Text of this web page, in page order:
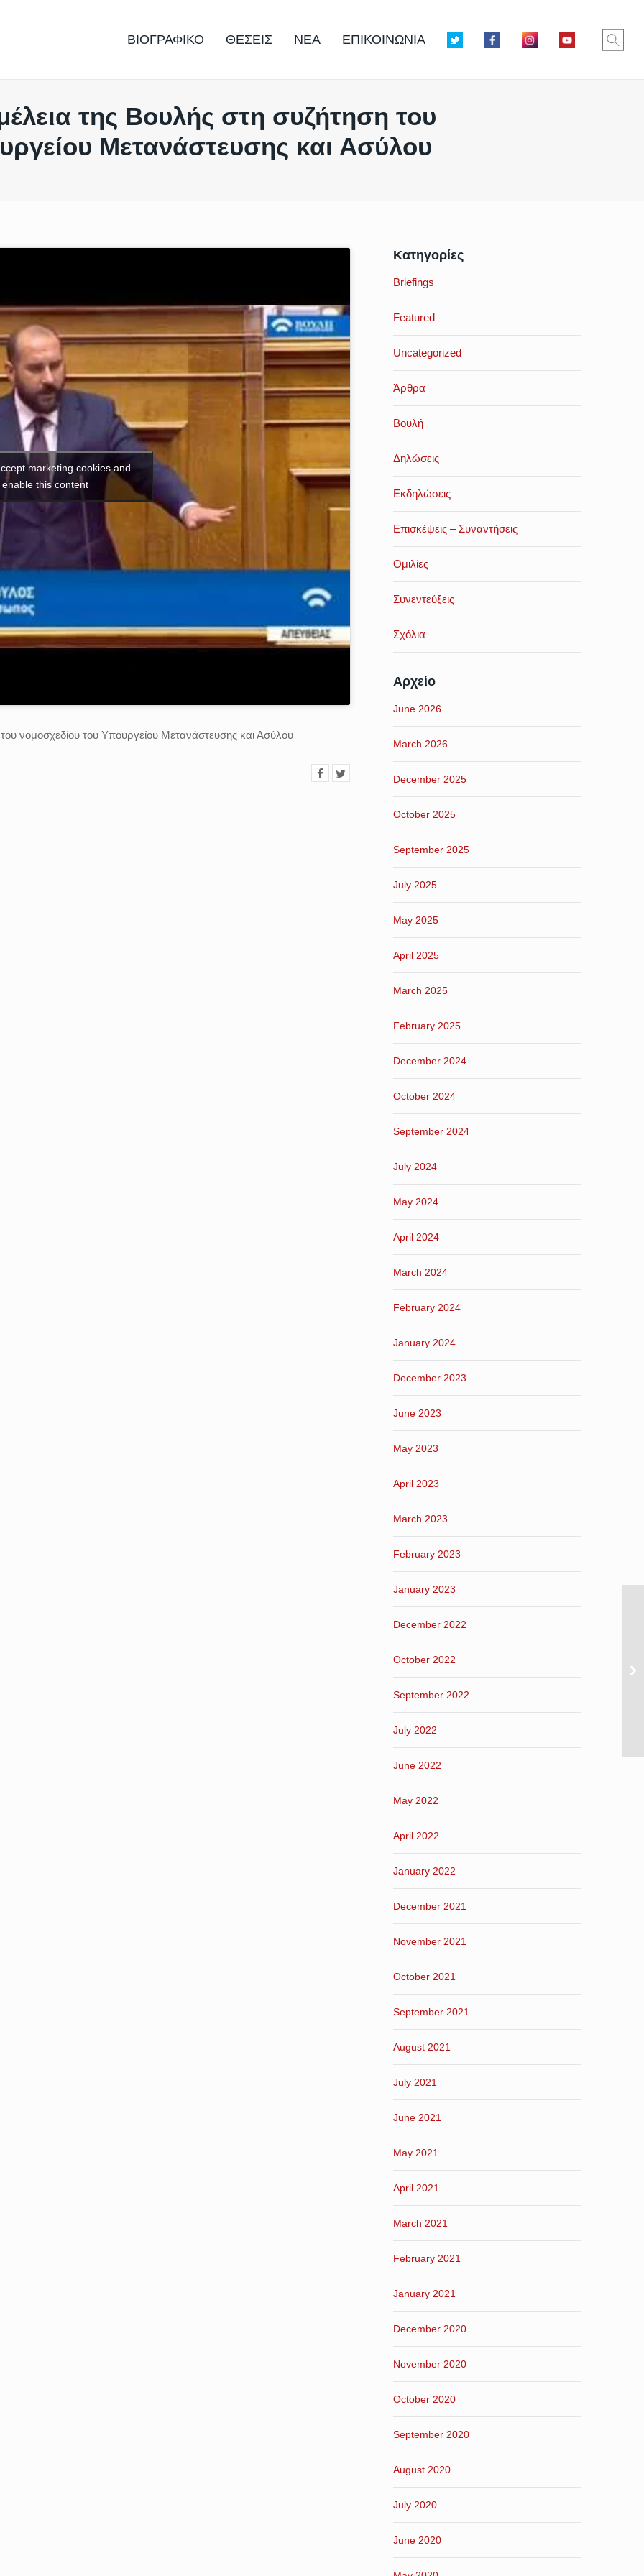
ΒΙΟΓΡΑΦΙΚΟ ΘΕΣΕΙΣ ΝΕΑ ΕΠΙΚΟΙΝΩΝΙΑ
της Βουλής στη συζήτηση του
Μετανάστευσης και Ασύλου
marketing cookies and
enable this content
νομοσχεδίου του Υπουργείου Μετανάστευσης και Ασύλου
Κατηγορίες
Briefings
Featured
Uncategorized
Άρθρα
Βουλή
Δηλώσεις
Εκδηλώσεις
Επισκέψεις – Συναντήσεις
Ομιλίες
Συνεντεύξεις
Σχόλια
Αρχείο
June 2026
March 2026
December 2025
October 2025
September 2025
July 2025
May 2025
April 2025
March 2025
February 2025
December 2024
October 2024
September 2024
July 2024
May 2024
April 2024
March 2024
February 2024
January 2024
December 2023
June 2023
May 2023
April 2023
March 2023
February 2023
January 2023
December 2022
October 2022
September 2022
July 2022
June 2022
May 2022
April 2022
January 2022
December 2021
November 2021
October 2021
September 2021
August 2021
July 2021
June 2021
May 2021
April 2021
March 2021
February 2021
January 2021
December 2020
November 2020
October 2020
September 2020
August 2020
July 2020
June 2020